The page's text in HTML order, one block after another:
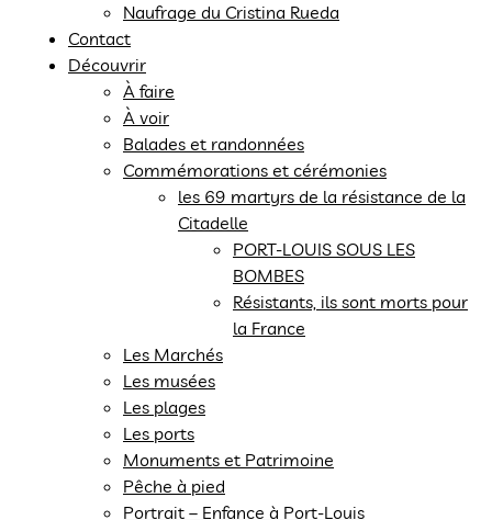
Naufrage du Cristina Rueda
Contact
Découvrir
À faire
À voir
Balades et randonnées
Commémorations et cérémonies
les 69 martyrs de la résistance de la
Citadelle
PORT-LOUIS SOUS LES
BOMBES
Résistants, ils sont morts pour
la France
Les Marchés
Les musées
Les plages
Les ports
Monuments et Patrimoine
Pêche à pied
Portrait – Enfance à Port-Louis